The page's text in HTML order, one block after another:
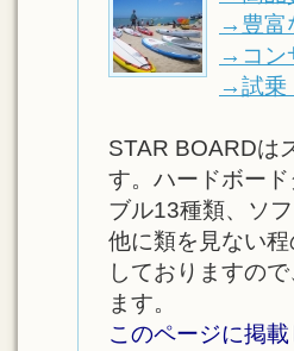
→豊富
→コン
→試乗
STAR BOARDは
す。ハードボー
ブル13種類、ソ
他に類を見ない
しておりますの
ます。
このページに掲